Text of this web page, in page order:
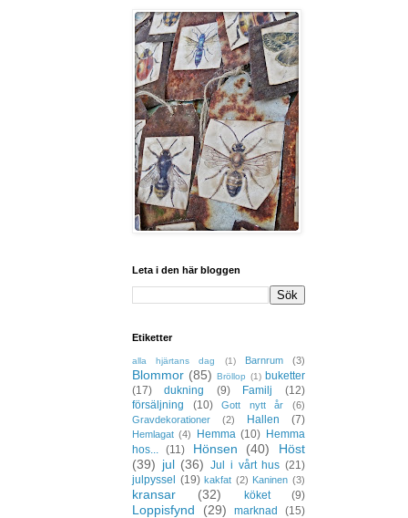
Leta i den här bloggen
Etiketter
alla hjärtans dag (1) Barnrum (3)
Blommor (85) Bröllop (1) buketter
(17)
dukning (9) Familj
(12)
försäljning
(10) Gott nytt år
(6)
Gravdekorationer
(2) Hallen (7)
Hemlagat (4) Hemma (10) Hemma
hos...
(11) Hönsen (40)
Höst
(39) jul (36) Jul i vårt hus (21)
julpyssel
(19) kakfat (2) Kaninen (3)
kransar (32) köket (9)
Loppisfynd (29) marknad (15)